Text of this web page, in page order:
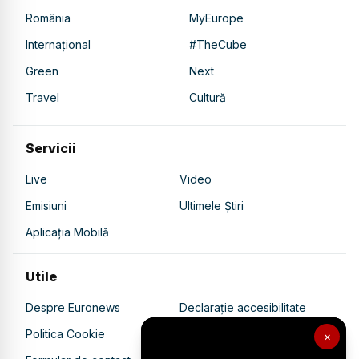
×
România
MyEurope
Internațional
#TheCube
Green
Next
Travel
Cultură
Servicii
Live
Video
Emisiuni
Ultimele Știri
Aplicația Mobilă
Utile
Despre Euronews
Declarație accesibilitate
Politica Cookie
Politica de confidențialitate